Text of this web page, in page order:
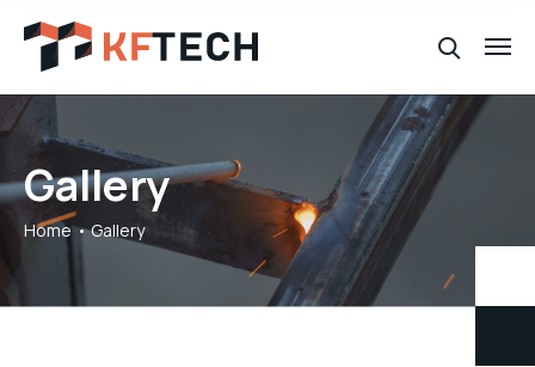
Gallery
Home Gallery